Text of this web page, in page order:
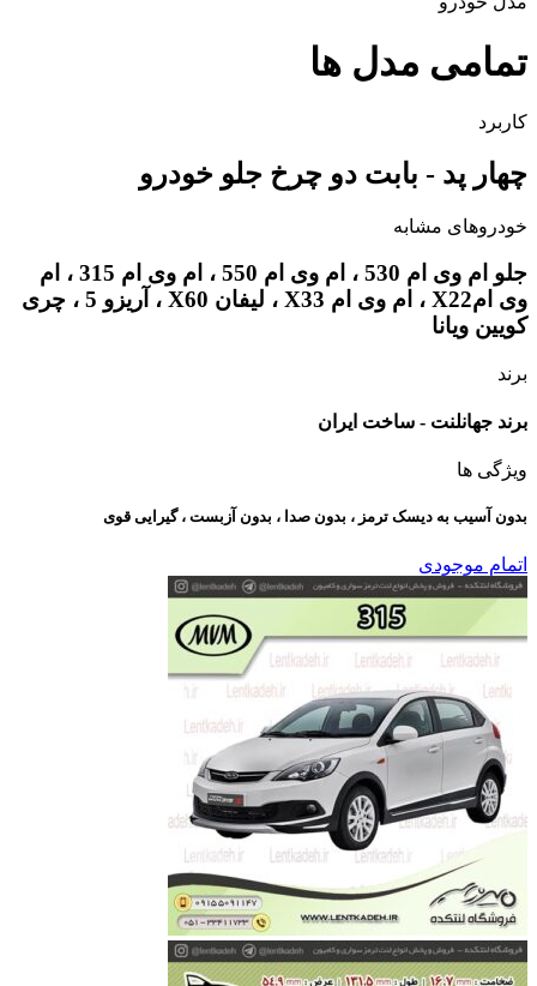
تمامی مدل ها
کاربرد
چهار پد - بابت دو چرخ جلو خودرو
خودروهای مشابه
جلو ام وی ام 530 ، ام وی ام 550 ، ام وی ام 315 ، ام
وی امX22 ، ام وی ام X33 ، لیفان X60 ، آریزو 5 ، چری
کویین ویانا
برند
برند جهانلنت - ساخت ایران
ویژگی ها
بدون آسیب به دیسک ترمز ، بدون صدا ، بدون آزبست ، گیرایی قوی​
اتمام موجودی